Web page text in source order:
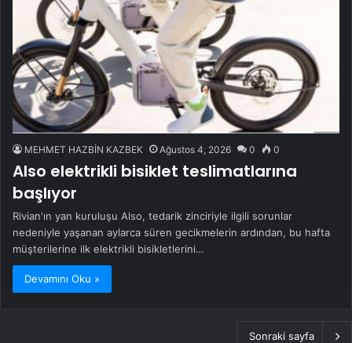
MEHMET HAZBİN KAZBEK Ağustos 4, 2026 0 0
Also elektrikli bisiklet teslimatlarına
başlıyor
Rivian'ın yan kuruluşu Also, tedarik zinciriyle ilgili sorunlar
nedeniyle yaşanan aylarca süren gecikmelerin ardından, bu hafta
müşterilerine ilk elektrikli bisikletlerini…
Devamını Oku »
Sonraki sayfa